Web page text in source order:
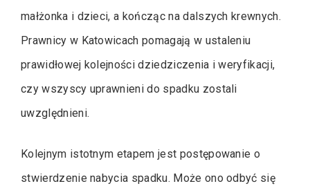
małżonka i dzieci, a kończąc na dalszych krewnych.
Prawnicy w Katowicach pomagają w ustaleniu
prawidłowej kolejności dziedziczenia i weryfikacji,
czy wszyscy uprawnieni do spadku zostali
uwzględnieni.
Kolejnym istotnym etapem jest postępowanie o
stwierdzenie nabycia spadku. Może ono odbyć się